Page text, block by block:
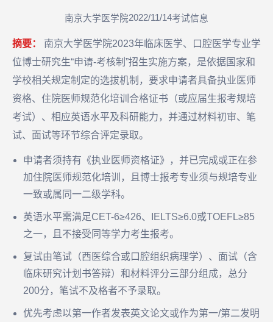
南京大学医学院2022/11/14考试信息
摘要：
南京大学医学院2023年临床医学、口腔医学专业学
位博士研究生“申请-考核制”招生实施方案，是依据国家和
学校相关规定制定的选拔机制，要求申请者具备执业医师
资格、住院医师规范化培训合格证书（或应届生报考规培
考试）、相应英语水平及科研能力，并通过材料初审、笔
试、面试等环节综合评定录取。
申请者须持有《执业医师资格证》，并已完成或正在参
加住院医师规范化培训，且博士报考专业须与规培专业
一致或属同一二级学科。
英语水平需满足CET-6≥426、IELTS≥6.0或TOEFL≥85
之一，且不接受同等学力考生报考。
复试由笔试（西医综合或口腔组织病理学）、面试（含
临床研究计划书答辩）和材料评分三部分组成，总分
200分，笔试不及格者不予录取。
优先考虑以第一作者发表英文论文或作为第一/第二发明